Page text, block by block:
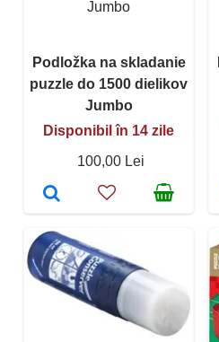
Jumbo
Podložka na skladanie
puzzle do 1500 dielikov
Jumbo
Disponibil în 14 zile
100,00 Lei